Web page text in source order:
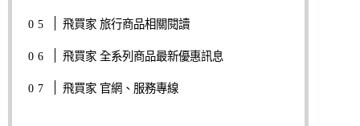
飛買家 旅行商品相關閱讀
飛買家 全系列商品最新優惠訊息
飛買家 官網、服務專線